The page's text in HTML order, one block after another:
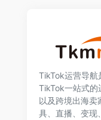
TikTok运营导航
TikTok一站式的
以及跨境出海卖
具、直播、变现